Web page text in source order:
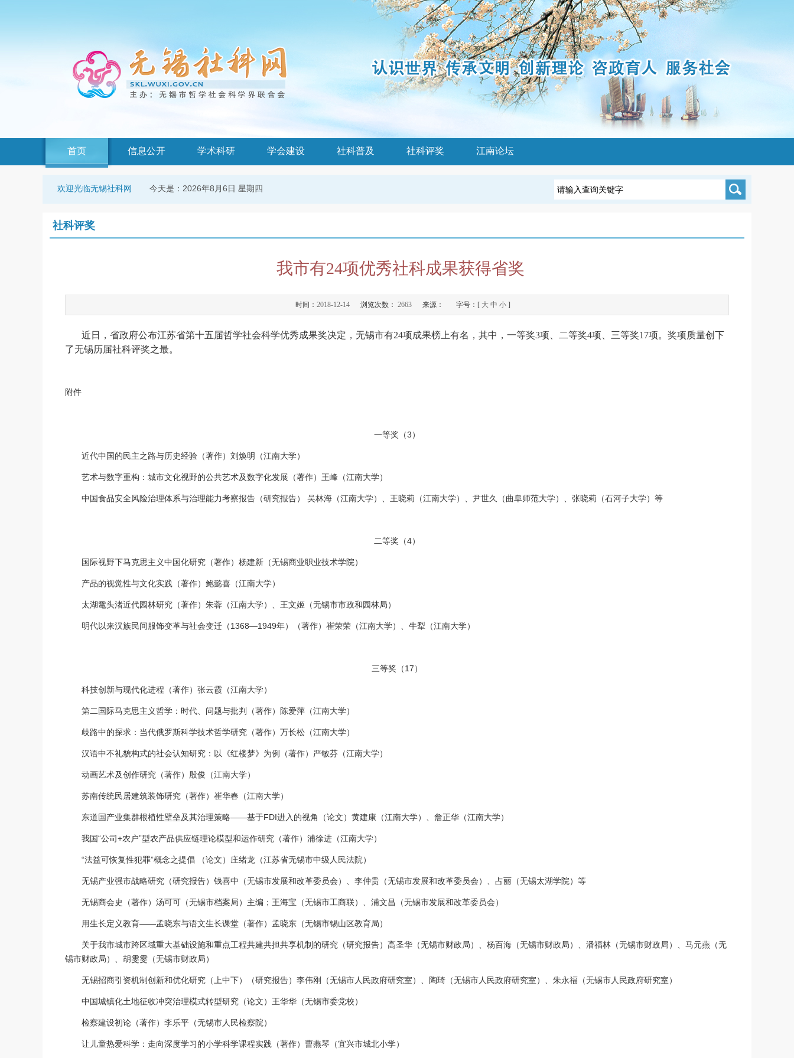
首页 信息公开 学术科研 学会建设 社科普及 社科评奖 江南论坛
欢迎光临无锡社科网 今天是： 2026年8月6日 星期四
社科评奖
我市有24项优秀社科成果获得省奖
时间： 2018-12-14 浏览次数： 2663 来源： 字号：[ 大 中 小 ]
近日，省政府公布江苏省第十五届哲学社会科学优秀成果奖决定，无锡市有24项成果榜上有名，其中，一等奖3项、二等奖4项、三等奖17项。奖项质量创下
了无锡历届社科评奖之最。
附件
一等奖（3）
近代中国的民主之路与历史经验（著作）刘焕明（江南大学）
艺术与数字重构：城市文化视野的公共艺术及数字化发展（著作）王峰（江南大学）
中国食品安全风险治理体系与治理能力考察报告（研究报告） 吴林海（江南大学）、王晓莉（江南大学）、尹世久（曲阜师范大学）、张晓莉（石河子大学）等
二等奖（4）
国际视野下马克思主义中国化研究（著作）杨建新（无锡商业职业技术学院）
产品的视觉性与文化实践（著作）鲍懿喜（江南大学）
太湖鼋头渚近代园林研究（著作）朱蓉（江南大学）、王文姬（无锡市市政和园林局）
明代以来汉族民间服饰变革与社会变迁（1368—1949年）（著作）崔荣荣（江南大学）、牛犁（江南大学）
三等奖（17）
科技创新与现代化进程（著作）张云霞（江南大学）
第二国际马克思主义哲学：时代、问题与批判（著作）陈爱萍（江南大学）
歧路中的探求：当代俄罗斯科学技术哲学研究（著作）万长松（江南大学）
汉语中不礼貌构式的社会认知研究：以《红楼梦》为例（著作）严敏芬（江南大学）
动画艺术及创作研究（著作）殷俊（江南大学）
苏南传统民居建筑装饰研究（著作）崔华春（江南大学）
东道国产业集群根植性壁垒及其治理策略——基于FDI进入的视角（论文）黄建康（江南大学）、詹正华（江南大学）
我国“公司+农户”型农产品供应链理论模型和运作研究（著作）浦徐进（江南大学）
“法益可恢复性犯罪”概念之提倡 （论文）庄绪龙（江苏省无锡市中级人民法院）
无锡产业强市战略研究（研究报告）钱喜中（无锡市发展和改革委员会）、李仲贵（无锡市发展和改革委员会）、占丽（无锡太湖学院）等
无锡商会史（著作）汤可可（无锡市档案局）主编；王海宝（无锡市工商联）、浦文昌（无锡市发展和改革委员会）
用生长定义教育——孟晓东与语文生长课堂（著作）孟晓东（无锡市锡山区教育局）
关于我市城市跨区域重大基础设施和重点工程共建共担共享机制的研究（研究报告）高圣华（无锡市财政局）、杨百海（无锡市财政局）、潘福林（无锡市财政局）、马元燕（无
锡市财政局）、胡雯雯（无锡市财政局）
无锡招商引资机制创新和优化研究（上中下）（研究报告）李伟刚（无锡市人民政府研究室）、陶琦（无锡市人民政府研究室）、朱永福（无锡市人民政府研究室）
中国城镇化土地征收冲突治理模式转型研究（论文）王华华（无锡市委党校）
检察建设初论（著作）李乐平（无锡市人民检察院）
让儿童热爱科学：走向深度学习的小学科学课程实践（著作）曹燕琴（宜兴市城北小学）